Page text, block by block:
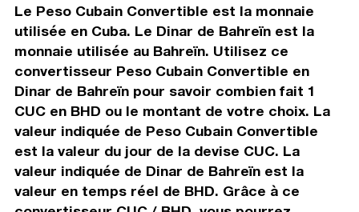
Le Peso Cubain Convertible est la monnaie
utilisée en Cuba. Le Dinar de Bahreïn est la
monnaie utilisée au Bahreïn. Utilisez ce
convertisseur Peso Cubain Convertible en
Dinar de Bahreïn pour savoir combien fait 1
CUC en BHD ou le montant de votre choix. La
valeur indiquée de Peso Cubain Convertible
est la valeur du jour de la devise CUC. La
valeur indiquée de Dinar de Bahreïn est la
valeur en temps réel de BHD. Grâce à ce